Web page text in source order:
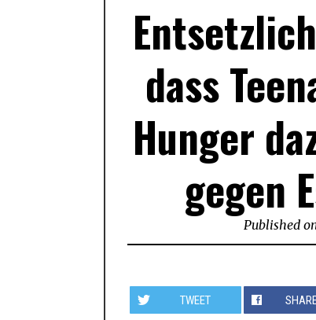
dass
Hunger
gegen
Published
TWEET